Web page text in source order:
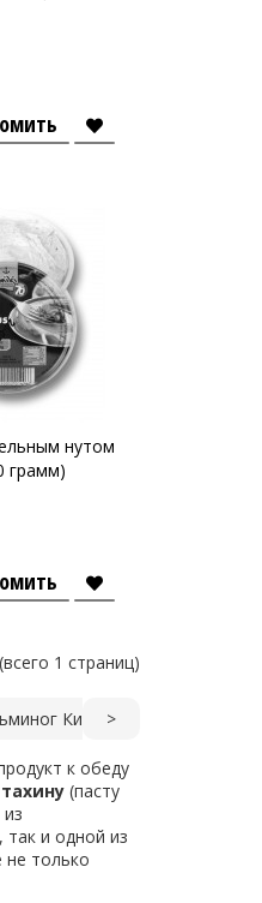
нутом
грамм)
1 страниц)
Киев >
к обеду
тахину (пасту
и одной из
не только